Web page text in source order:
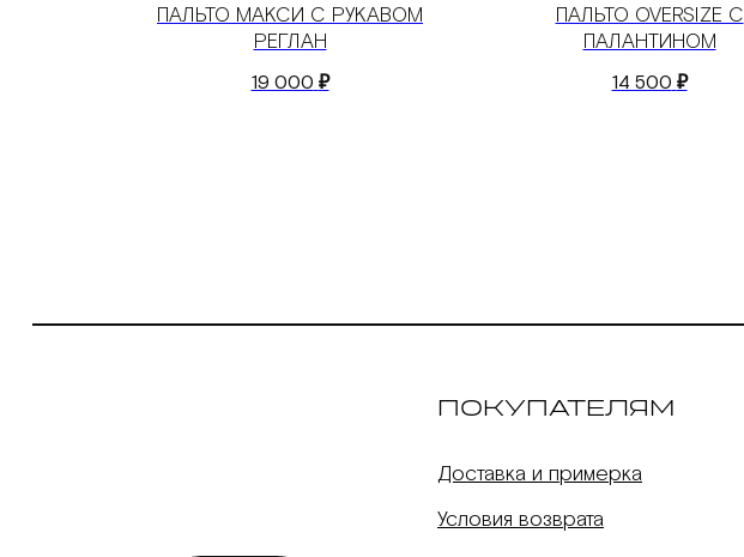
ПАЛЬТО МАКСИ С РУКАВОМ
РЕГЛАН
19 000 ₽
ПАЛЬТО OVERSIZE С
ПАЛАНТИНОМ
14 500 ₽
ПОКУПАТЕЛЯМ
Доставка и примерка
Условия возврата